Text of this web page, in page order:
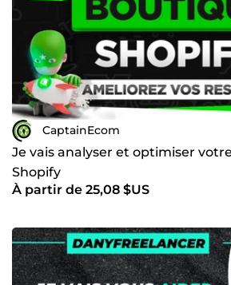
CaptainEcom
Je vais analyser et optimiser
Shopify
À partir de 25,08 $US